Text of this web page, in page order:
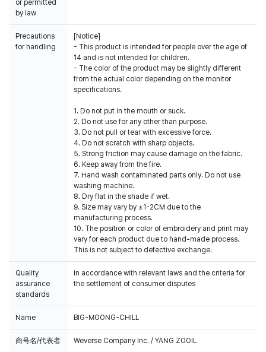
or permitted
by law
Precautions
for handling
[Notice]
- This product is intended for people over the age of
14 and is not intended for children.
- The color of the product may be slightly different
from the actual color depending on the monitor
specifications.
1. Do not put in the mouth or suck.
2. Do not use for any other than purpose.
3. Do not pull or tear with excessive force.
4. Do not scratch with sharp objects.
5. Strong friction may cause damage on the fabric.
6. Keep away from the fire.
7. Hand wash contaminated parts only. Do not use
washing machine.
8. Dry flat in the shade if wet.
9. Size may vary by ±1-2CM due to the
manufacturing process.
10. The position or color of embroidery and print may
vary for each product due to hand-made process.
This is not subject to defective exchange.
Quality
assurance
standards
In accordance with relevant laws and the criteria for
the settlement of consumer disputes
Name BIG-MOONG-CHILL
商号名/代表者 Weverse Company Inc. / YANG ZOOIL